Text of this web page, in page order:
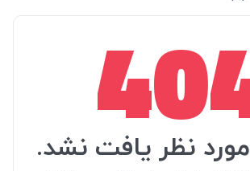
نظر یافت نشد.